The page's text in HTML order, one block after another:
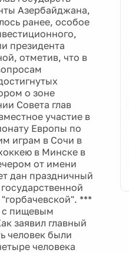
Азербайджана,
ранее, особое
президента
отметив, что в
о зоне
Совета глав
участие в
Европы по
играм в Сочи в
в Минске в
от имени
дан праздничный
***
с пищевым
заявил главный
человек были
человека